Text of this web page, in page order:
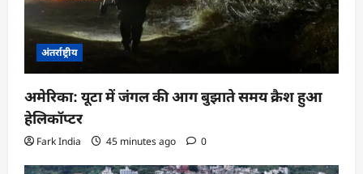
अंतर्राष्ट्रीय
अमेरिका: यूटा में जंगल की आग बुझाते समय क्रैश हुआ
हेलिकॉप्टर
Fark India 45 minutes ago 0